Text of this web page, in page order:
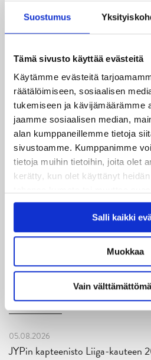
Suostumus
Tämä sivusto käyttää evästeitä
Käytämme evästeitä
räätälöimiseen, sosiaalisen
tukemiseen ja kävijämäärämme
jaamme sosiaalisen median,
alan kumppaneillemme tietoja
sivustoamme. Kumppanimme
tietoja muihin tietoihin, joita olet
kerätty, kun olet käyttänyt
käytöstäEvästeet-sivultamme.
Salli kaikki
Muokkaa
Vain
Lahden Pelicans.
JYP – Pelicans -otteluun on
tarjouksia.
Kaveripaketilla
neljä istumapaikkalippua.
tarjoaa sinulle
ja popparit kioskilta.
Ostettava vähintään 3 lippua (1
lasta).
Osta omat lippusiTÄMÄN
Uusimmat
05.08.2026
JYPin kapteenisto Liiga-kauteen